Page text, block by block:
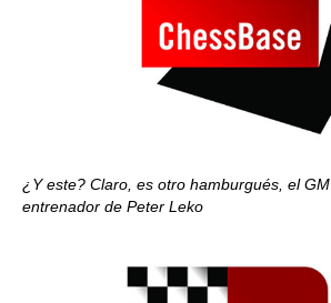
¿Y este? Claro, es otro hamburgués, el GM
entrenador de Peter Leko